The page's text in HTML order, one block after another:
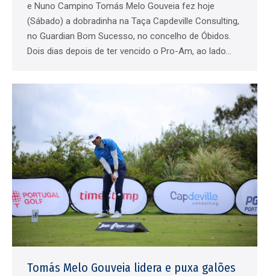
e Nuno Campino Tomás Melo Gouveia fez hoje
(Sábado) a dobradinha na Taça Capdeville Consulting,
no Guardian Bom Sucesso, no concelho de Óbidos.
Dois dias depois de ter vencido o Pro-Am, ao lado…
Tomás Melo Gouveia lidera e puxa galões